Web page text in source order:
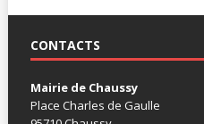
CONTACTS
Mairie de Chaussy
Place Charles de Gaulle